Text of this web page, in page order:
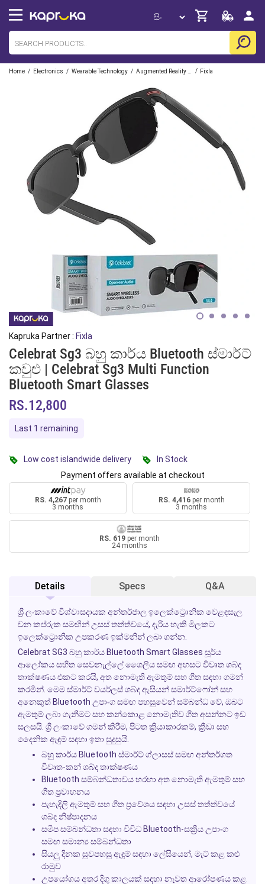
Home / Electronics / Wearable Technology / / Fixla
Kapruka Partner : Fixla
Celebrat Sg3 බහු කාර්ය Bluetooth ස්මාර්ට්
කවුළු | Celebrat Sg3 Multi Function
Bluetooth Smart Glasses
RS.12,800
Last 1 remaining
Low cost islandwide delivery
In Stock
Payment offers available at checkout
RS. 4,267per month
3 months
RS. 4,416per month
3 months
RS. 619 per month
24 months
Details Specs Q&A
ශ්‍රී ලංකාවේ විශ්වාසදායක අන්තර්ජාල ඉලෙක්ට්‍රොනික වෙළඳසැල
වන කප්රුක සමඟින් උසස් තත්ත්වයේ, දැරිය හැකි මිලකට
ඉලෙක්ට්‍රොනික උපකරණ ඉක්මනින් ලබා ගන්න.
Celebrat SG3 බහු කාර්ය Bluetooth Smart Glasses සූර්ය
ආලෝකය සහිත සෙවනැල්ලේ ශෛලිය සමඟ අහසට විවෘත ශබ්ද
තාක්ෂණය එකට කරයි, අත නොමැති ඇමතුම් සහ ගීත සඳහා ගමන්
කරමින්. මෙම ස්මාර්ට් වයර්ලස් ශබ්ද ඇසියන් සමාර්ට්ෆෝන් සහ
අනෙකුත් Bluetooth උපාංග සමඟ පහසුවෙන් සම්බන්ධ වේ, ඔබට
ඇමතුම් ලබා ගැනීමට සහ කන්කොළ නොමැතිව ගීත අසන්නට ඉඩ
සලසයි. ශ්‍රී ලංකාවේ ගමන් කිරීම, පිටත ක්‍රියාකාරකම්, ක්‍රීඩා සහ
දෛනික ඇඳුම් සඳහා ඉතා සුදුසුයි.
බහු කාර්ය Bluetooth ස්මාර්ට් ග්ලාසස් සමඟ අන්තර්ගත
විවෘත-කන් ශබ්ද තාක්ෂණය
Bluetooth සම්බන්ධතාවය හරහා අත නොමැති ඇමතුම් සහ
ගීත ප්‍රවාහනය
පැහැදිලි ඇමතුම් සහ ගීත ප්‍රවේශය සඳහා උසස් තත්ත්වයේ
ශබ්ද නිෂ්පාදනය
සමීප සම්බන්ධතා සඳහා විවිධ Bluetooth-සක්‍රීය උපාංග
සමඟ සමාන්‍ය සම්බන්ධතා
සියලු දිනක සුවපහසු ඇඳුම් සඳහා ලේසියෙන්, මැට් කළ කළු
රාමුව
උපයෝගය අතර දිගු කාලයක් සඳහා නැවත ආරෝපණය කළ